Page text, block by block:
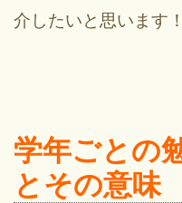
介したいと思います！
学年ごとの
とその意味